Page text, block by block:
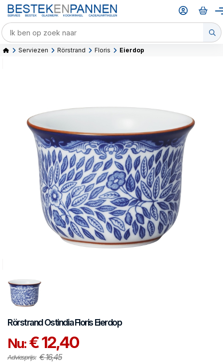
Serviezen Rörstrand Floris Eierdop
RörstrandOstindia FlorisEierdop
Nu:€ 12,40
Adviesprijs: € 16,45